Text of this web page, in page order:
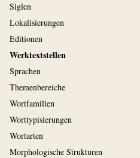
Siglen
Lokalisierungen
Editionen
Werktextstellen
Sprachen
Themenbereiche
Wortfamilien
Worttypisierungen
Wortarten
Morphologische Strukturen